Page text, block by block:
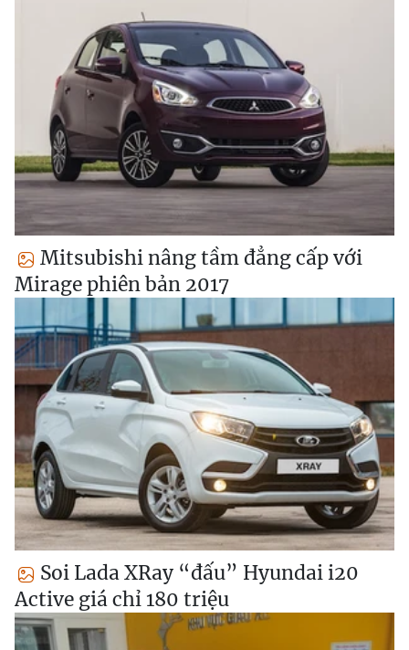
Mitsubishi nâng tầm đẳng cấp với
Mirage phiên bản 2017
Soi Lada XRay “đấu” Hyundai i20
Active giá chỉ 180 triệu